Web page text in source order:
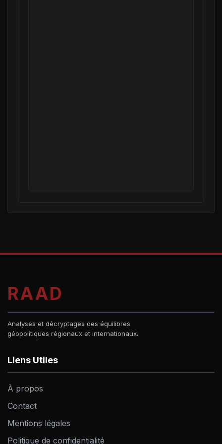
RAAD
Analyses et décryptages des équilibres
géopolitiques régionaux et internationaux.
Liens Utiles
À propos
Contact
Mentions légales
Politique de confidentialité